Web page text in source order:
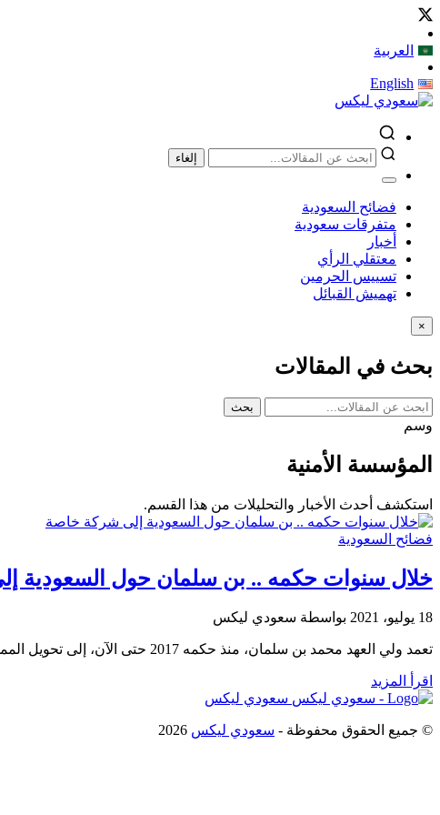
العربية
English
إلغاء
فضائح السعودية
متفرقات سعودية
أخبار
معتقلي الرأي
تسييس الحرمين
تهميش القبائل
×
بحث في المقالات
بحث
وسم
المؤسسة الأمنية
استكشف أحدث الأخبار والتحليلات من هذا القسم.
فضائح السعودية
خلال سنوات حكمه .. بن سلمان حول السعودية
18 يوليو، 2021 بواسطة سعودي ليكس
تعمد ولي العهد محمد بن سلمان، منذ حكمه 2017 حتى الآن، إلى تحويل المملكة لشركة خاصة تحت إدارته لتحقيق أهدافه وأطماعه الشخصية.…
اقرأ المزيد
سعودي ليكس
© جميع الحقوق محفوظة - سعودي ليكس